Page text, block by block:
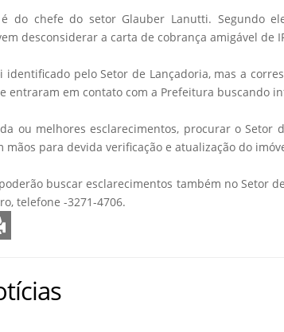
do chefe do setor Glauber Lanutti. Segundo
desconsiderar a carta de cobrança amigável de
identificado pelo Setor de Lançadoria, mas a
entraram em contato com a Prefeitura buscando
ou melhores esclarecimentos, procurar o Setor
mãos para devida verificação e atualização do
buscar esclarecimentos também no Setor
telefone -3271-4706.